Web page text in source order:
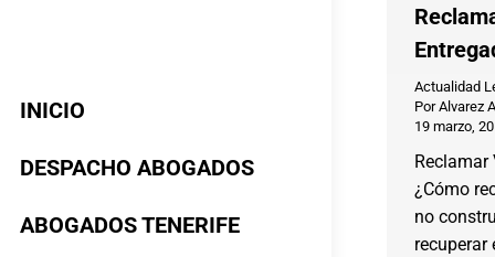
INICIO
DESPACHO ABOGADOS
ABOGADOS TENERIFE
Actualidad
PorAlvarez
19 marzo,
Reclamar
¿Cómo
no
recuperar